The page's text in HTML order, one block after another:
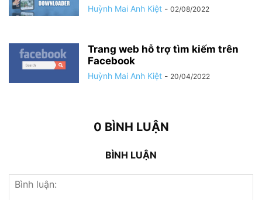
Huỳnh Mai Anh Kiệt - 02/08/2022
Trang web hỗ trợ tìm kiếm trên
Facebook
Huỳnh Mai Anh Kiệt - 20/04/2022
0 BÌNH LUẬN
BÌNH LUẬN